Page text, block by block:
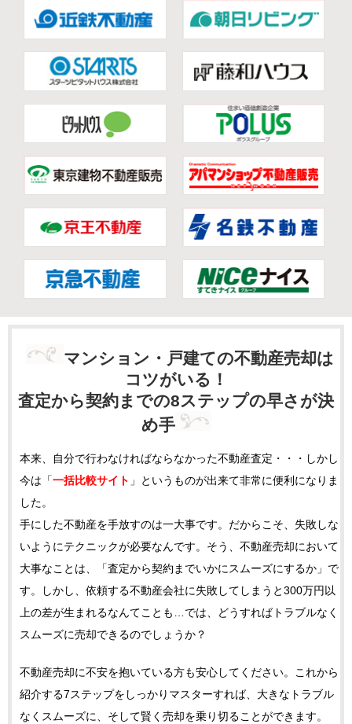
マンション・戸建ての不動産売却は
コツがいる！
査定から契約までの8ステップの早さが決
め手
本来、自分で行わなければならなかった不動産査定・・・しかし
今は「一括比較サイト 」というものが出来て非常に便利になりま
した。
手にした不動産を手放すのは一大事です。だからこそ、失敗しな
いようにテクニックが必要なんです。そう、不動産売却において
大事なことは、「査定から契約までいかにスムーズにするか」で
す。しかし、依頼する不動産会社に失敗してしまうと300万円以
上の差が生まれるなんてことも…では、どうすればトラブルなく
スムーズに売却できるのでしょうか？
不動産売却に不安を抱いている方も安心してください。これから
紹介する7ステップをしっかりマスターすれば、大きなトラブル
なくスムーズに、そして賢く売却を乗り切ることができます。